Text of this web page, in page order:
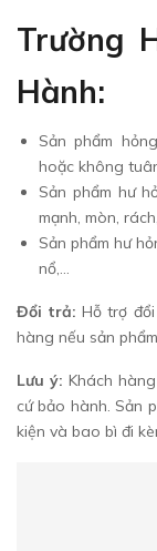
Trường
Hành:
Sản phẩm
hoặc không
Sản phẩm hư
mạnh, mòn,
Sản phẩm hư
nổ,…
Đổi trả: Hỗ trợ
hàng nếu sản
Lưu ý: Khách
cứ bảo hành. Sản
kiện và bao bì đi